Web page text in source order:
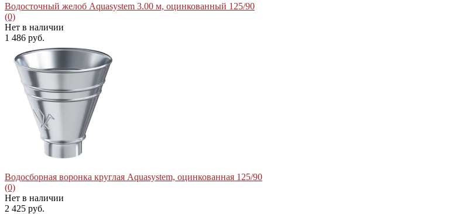
избранное сравнить
Водосточный желоб Aquasystem 3.00 м, оцинкованный 125/90
(0)
Нет в наличии
1 486 руб.
Водосборная воронка круглая Aquasystem, оцинкованная 125/90
(0)
Нет в наличии
2 425 руб.